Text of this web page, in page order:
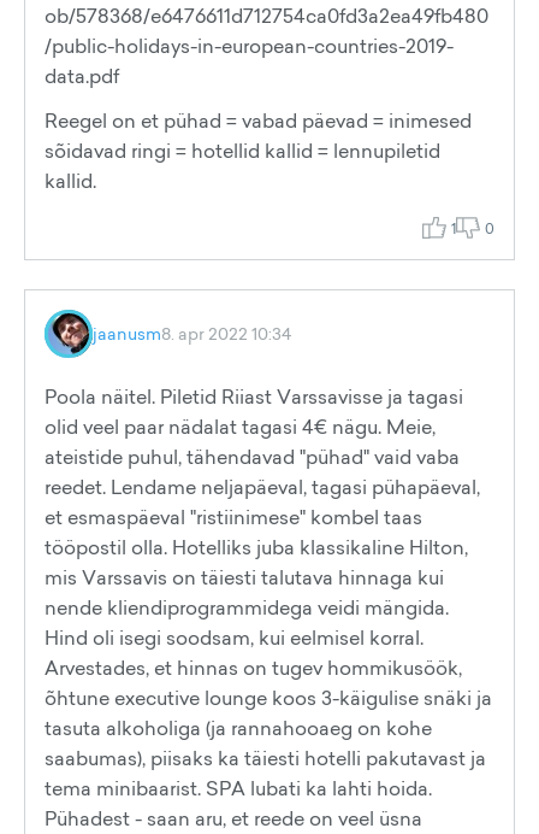
ob/578368/e6476611d712754ca0fd3a2ea49fb480
/public-holidays-in-european-countries-2019-
data.pdf
Reegel on et pühad = vabad päevad = inimesed
sõidavad ringi = hotellid kallid = lennupiletid
kallid.
1 0
jaanusm8. apr 2022 10:34
Poola näitel. Piletid Riiast Varssavisse ja tagasi
olid veel paar nädalat tagasi 4€ nägu. Meie,
ateistide puhul, tähendavad "pühad" vaid vaba
reedet. Lendame neljapäeval, tagasi pühapäeval,
et esmaspäeval "ristiinimese" kombel taas
tööpostil olla. Hotelliks juba klassikaline Hilton,
mis Varssavis on täiesti talutava hinnaga kui
nende kliendiprogrammidega veidi mängida.
Hind oli isegi soodsam, kui eelmisel korral.
Arvestades, et hinnas on tugev hommikusöök,
õhtune executive lounge koos 3-käigulise snäki ja
tasuta alkoholiga (ja rannahooaeg on kohe
saabumas), piisaks ka täiesti hotelli pakutavast ja
tema minibaarist. SPA lubati ka lahti hoida.
Pühadest - saan aru, et reede on veel üsna